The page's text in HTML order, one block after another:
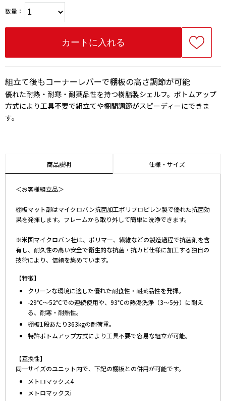
数量：
組立て後もコーナーレバーで棚板の高さ調節が可能
優れた耐熱・耐寒・耐薬品性を持つ樹脂製シェルフ。ボトムアップ
方式により工具不要で組立てや棚間調節がスピーディーにできま
す。
商品説明 仕様・サイズ
＜お客様組立品＞
棚板マット部はマイクロバン抗菌加工ポリプロピレン製で優れた抗菌効
果を発揮します。フレームから取り外して簡単に洗浄できます。
※米国マイクロバン社は、ポリマー、繊維などの製造過程で抗菌剤を含
有し、耐久性の高い安全で衛生的な抗菌・抗カビ仕様に加工する独自の
技術により、信頼を集めています。
【特徴】
クリーンな環境に適した優れた耐食性・耐薬品性を発揮。
-29℃～52℃での連続使用や、93℃の熱湯洗浄（3～5分）に耐え
る、耐寒・耐熱性。
棚板1段あたり363kgの耐荷重。
特許ボトムアップ方式により工具不要で容易な組立が可能。
【互換性】
同一サイズのユニット内で、下記の棚板との併用が可能です。
メトロマックス4
メトロマックスi